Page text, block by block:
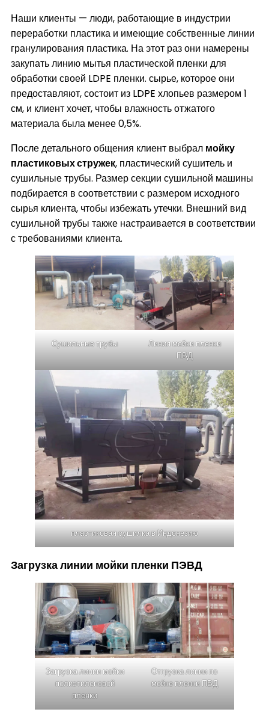
Наши клиенты — люди, работающие в индустрии
переработки пластика и имеющие собственные линии
гранулирования пластика. На этот раз они намерены
закупать линию мытья пластической пленки для
обработки своей LDPE пленки. сырье, которое они
предоставляют, состоит из LDPE хлопьев размером 1
см, и клиент хочет, чтобы влажность отжатого
материала была менее 0,5%.
После детального общения клиент выбрал мойку
пластиковых стружек, пластический сушитель и
сушильные трубы. Размер секции сушильной машины
подбирается в соответствии с размером исходного
сырья клиента, чтобы избежать утечки. Внешний вид
сушильной трубы также настраивается в соответствии
с требованиями клиента.
Сушильные трубы
Линия мойки пленки
ПВД
пластиковая сушилка в Индонезию
Загрузка линии мойки пленки ПЭВД
Загрузка линии мойки
полиэтиленовой
пленки
Отгрузка линии по
мойке пленки ПВД